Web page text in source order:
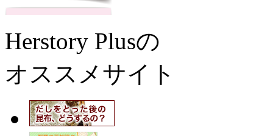
Herstory Plusの
オススメサイト